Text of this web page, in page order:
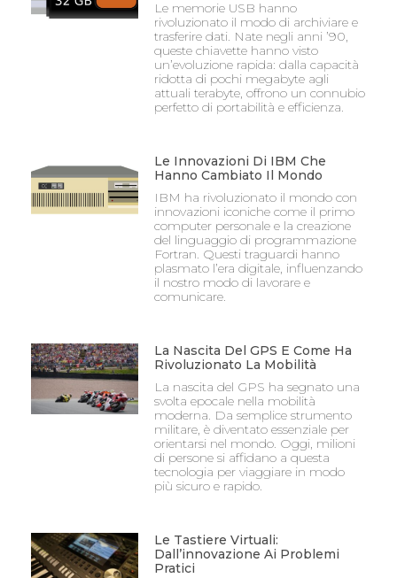
Le memorie USB hanno
rivoluzionato il modo di archiviare e
trasferire dati. Nate negli anni ’90,
queste chiavette hanno visto
un’evoluzione rapida: dalla capacità
ridotta di pochi megabyte agli
attuali terabyte, offrono un connubio
perfetto di portabilità e efficienza.
Le Innovazioni Di IBM Che
Hanno Cambiato Il Mondo
IBM ha rivoluzionato il mondo con
innovazioni iconiche come il primo
computer personale e la creazione
del linguaggio di programmazione
Fortran. Questi traguardi hanno
plasmato l’era digitale, influenzando
il nostro modo di lavorare e
comunicare.
La Nascita Del GPS E Come Ha
Rivoluzionato La Mobilità
La nascita del GPS ha segnato una
svolta epocale nella mobilità
moderna. Da semplice strumento
militare, è diventato essenziale per
orientarsi nel mondo. Oggi, milioni
di persone si affidano a questa
tecnologia per viaggiare in modo
più sicuro e rapido.
Le Tastiere Virtuali:
Dall’innovazione Ai Problemi
Pratici